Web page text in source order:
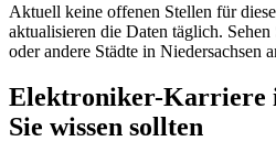
Aktuell keine offenen Stellen für
aktualisieren die Daten täglich.
oder andere Städte in Niedersachsen
Elektroniker-Karriere
Sie wissen sollten